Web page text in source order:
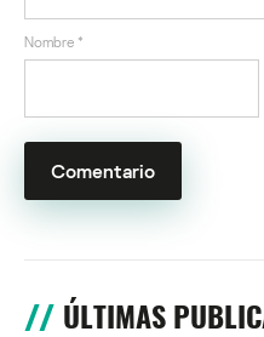
Nombre *
ÚLTIMAS